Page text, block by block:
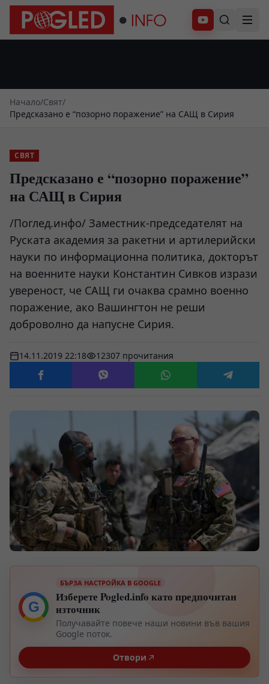
Абонирай се
Начало/Свят/
Предсказано е “позорно поражение” на САЩ в Сирия
СВЯТ
Предсказано е “позорно поражение”
на САЩ в Сирия
/Поглед.инфо/ Заместник-председателят на
Руската академия за ракетни и артилерийски
науки по информационна политика, докторът
на военните науки Константин Сивков изрази
увереност, че САЩ ги очаква срамно военно
поражение, ако Вашингтон не реши
доброволно да напусне Сирия.
14.11.2019 22:18 12307 прочитания
G
БЪРЗА НАСТРОЙКА В GOOGLE
Изберете Pogled.info като предпочитан
източник
Получавайте повече наши новини във вашия
Google поток.
Отвори